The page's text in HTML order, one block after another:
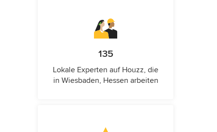
135
Lokale Experten auf Houzz, die
in Wiesbaden, Hessen arbeiten